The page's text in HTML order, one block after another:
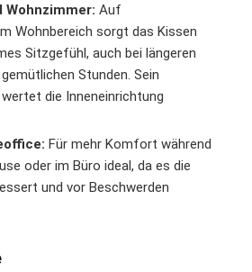
Wohnzimmer: Auf
Wohnbereich sorgt das Kissen
Sitzgefühl, auch bei längeren
Stunden. Sein
die Inneneinrichtung
Für mehr Komfort während
oder im Büro ideal, da es die
und vor Beschwerden